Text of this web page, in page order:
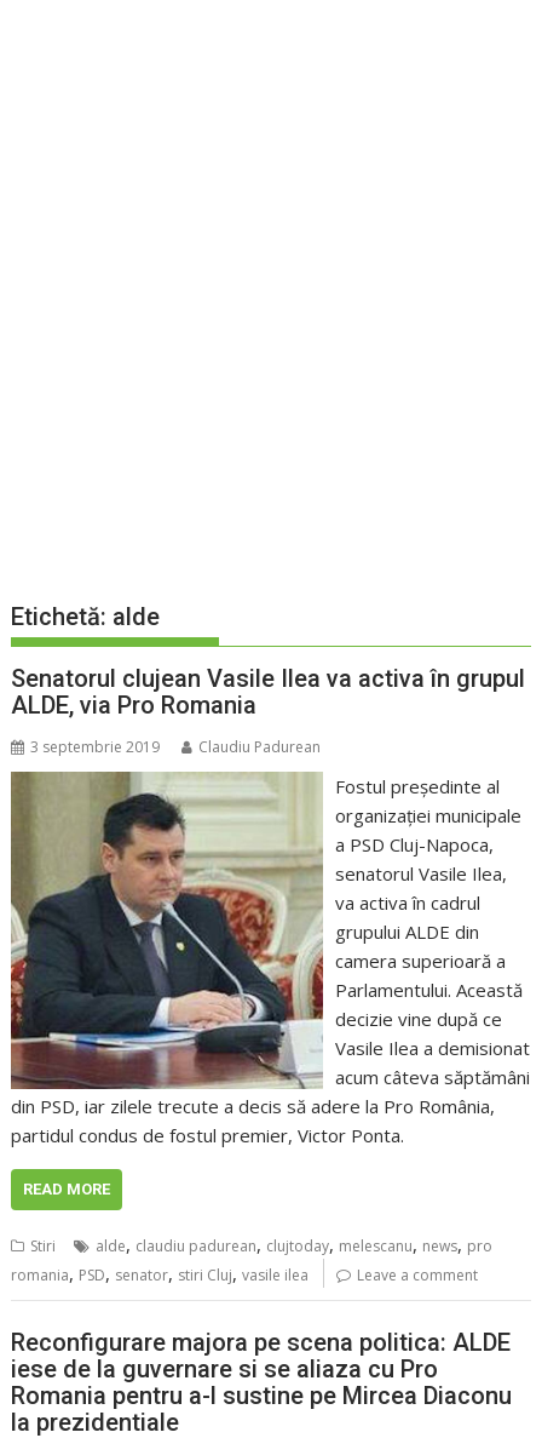
Etichetă: alde
Senatorul clujean Vasile Ilea va activa în grupul
ALDE, via Pro Romania
3 septembrie 2019 Claudiu Padurean
Fostul preşedinte al
organizaţiei municipale
a PSD Cluj-Napoca,
senatorul Vasile Ilea,
va activa în cadrul
grupului ALDE din
camera superioară a
Parlamentului. Această
decizie vine după ce
Vasile Ilea a demisionat
acum câteva săptămâni
din PSD, iar zilele trecute a decis să adere la Pro România,
partidul condus de fostul premier, Victor Ponta.
READ MORE
Stiri alde, claudiu padurean, clujtoday, melescanu, news, pro
romania, PSD, senator, stiri Cluj,vasile ilea Leave a comment
Reconfigurare majora pe scena politica: ALDE
iese de la guvernare si se aliaza cu Pro
Romania pentru a-l sustine pe Mircea Diaconu
la prezidentiale